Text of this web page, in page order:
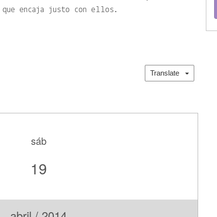
que encaja justo con ellos.
Translate
sáb
19